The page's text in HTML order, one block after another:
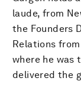
laude, from
the Founders
Relations
where he was
delivered the